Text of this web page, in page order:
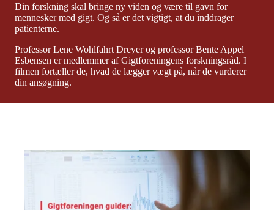
Din forskning skal bringe ny viden og være til gavn for
mennesker med gigt. Og så er det vigtigt, at du inddrager
patienterne.
Professor Lene Wohlfahrt Dreyer og professor Bente Appel
Esbensen er medlemmer af Gigtforeningens forskningsråd. I
filmen fortæller de, hvad de lægger vægt på, når de vurderer
din ansøgning.